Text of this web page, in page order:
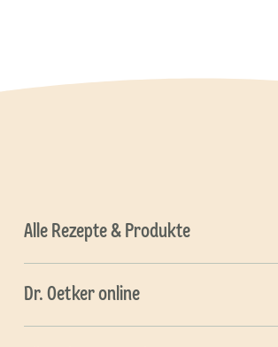
Alle Rezepte & Produkte
Dr. Oetker online